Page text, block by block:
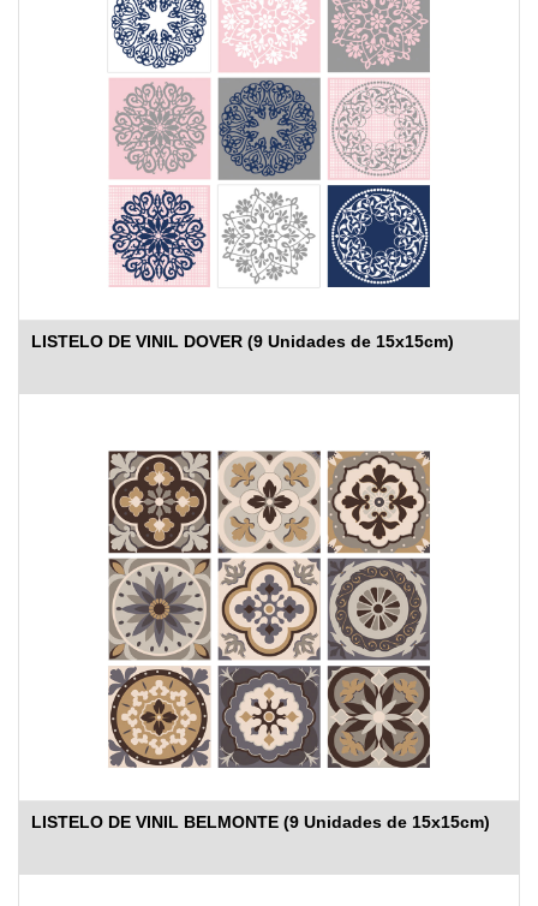
LISTELO DE VINIL DOVER (9 Unidades de 15x15cm)
LISTELO DE VINIL BELMONTE (9 Unidades de 15x15cm)